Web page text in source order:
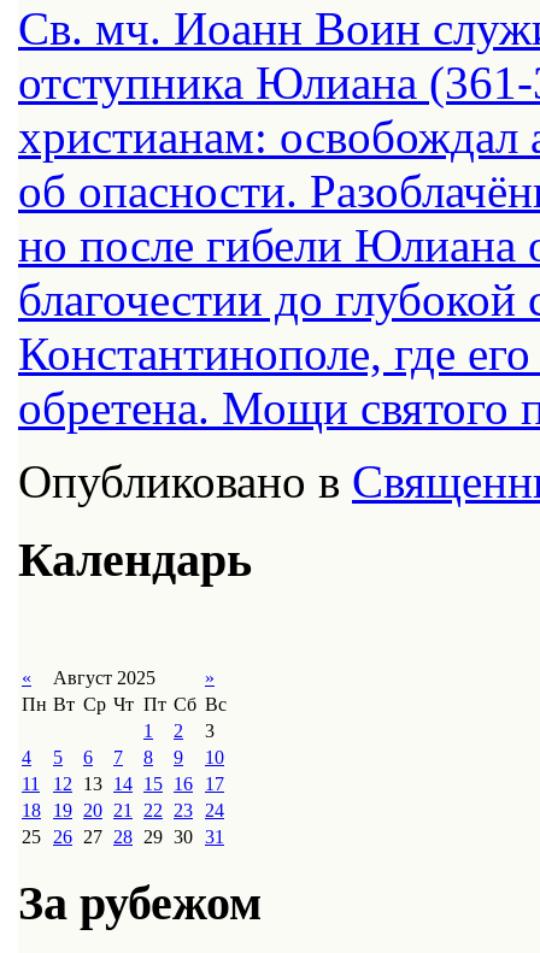
Св. мч. Иоанн Воин
отступника Юлиана
христианам: освобождал
об опасности.
но после гибели
благочестии до
Константинополе, где
обретена. Мощи святого
Опубликовано в
Календарь
« Август 2025
»
Пн Вт Ср Чт Пт Сб Вс
1
2
3
4
5 6 7 8 9
10
11
12 13 14 15 16
17
18
19 20 21 22 23
24
25
26 27 28 29 30 31
За рубежом